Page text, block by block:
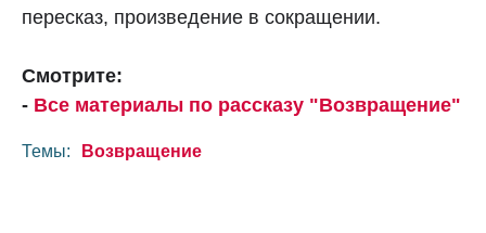
пересказ, произведение в сокращении.
Смотрите:
- Все материалы по рассказу "Возвращение"
Темы: Возвращение